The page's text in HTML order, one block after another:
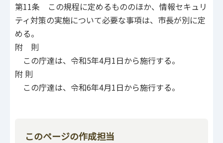
第11条 この規程に定めるもののほか、情報セキュリ
ティ対策の実施について必要な事項は、市長が別に定
める。
附 則
この庁達は、令和5年4月1日から施行する。
附 則
この庁達は、令和6年4月1日から施行する。
このページの作成担当